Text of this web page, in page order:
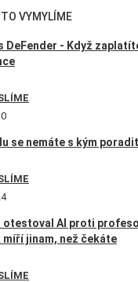
VYMYLÍME
DeFender - Když
se nemáte s kým poradit
AI proti
míří jinam, než čekáte